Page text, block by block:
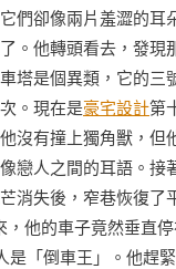
們卻像兩片羞澀的耳
。他轉頭看去，發現
塔是個異類，它的三
。現在是豪宅設計第
沒有撞上獨角獸，但
戀人之間的耳語。接
消失後，窄巷恢復了
，他的車子竟然垂直
「倒車王」。他趕